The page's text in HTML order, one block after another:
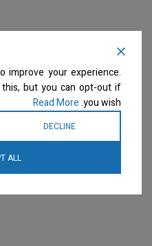
improve your experience.
but you can opt-out if
you wish.
Read More
DECLINE
ALL